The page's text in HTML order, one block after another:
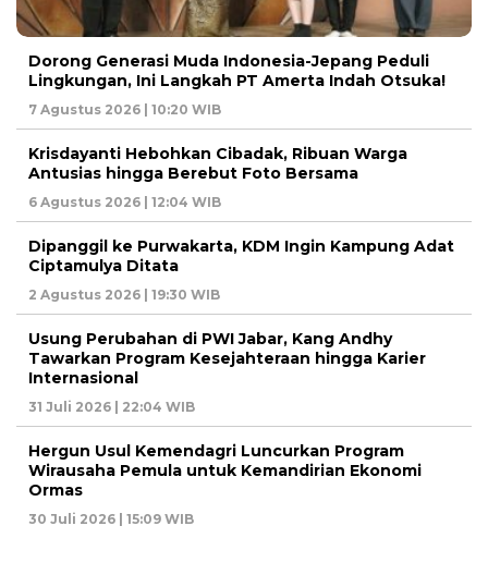
Dorong Generasi Muda Indonesia-Jepang Peduli
Lingkungan, Ini Langkah PT Amerta Indah Otsuka!
7 Agustus 2026 | 10:20 WIB
Krisdayanti Hebohkan Cibadak, Ribuan Warga
Antusias hingga Berebut Foto Bersama
6 Agustus 2026 | 12:04 WIB
Dipanggil ke Purwakarta, KDM Ingin Kampung Adat
Ciptamulya Ditata
2 Agustus 2026 | 19:30 WIB
Usung Perubahan di PWI Jabar, Kang Andhy
Tawarkan Program Kesejahteraan hingga Karier
Internasional
31 Juli 2026 | 22:04 WIB
Hergun Usul Kemendagri Luncurkan Program
Wirausaha Pemula untuk Kemandirian Ekonomi
Ormas
30 Juli 2026 | 15:09 WIB